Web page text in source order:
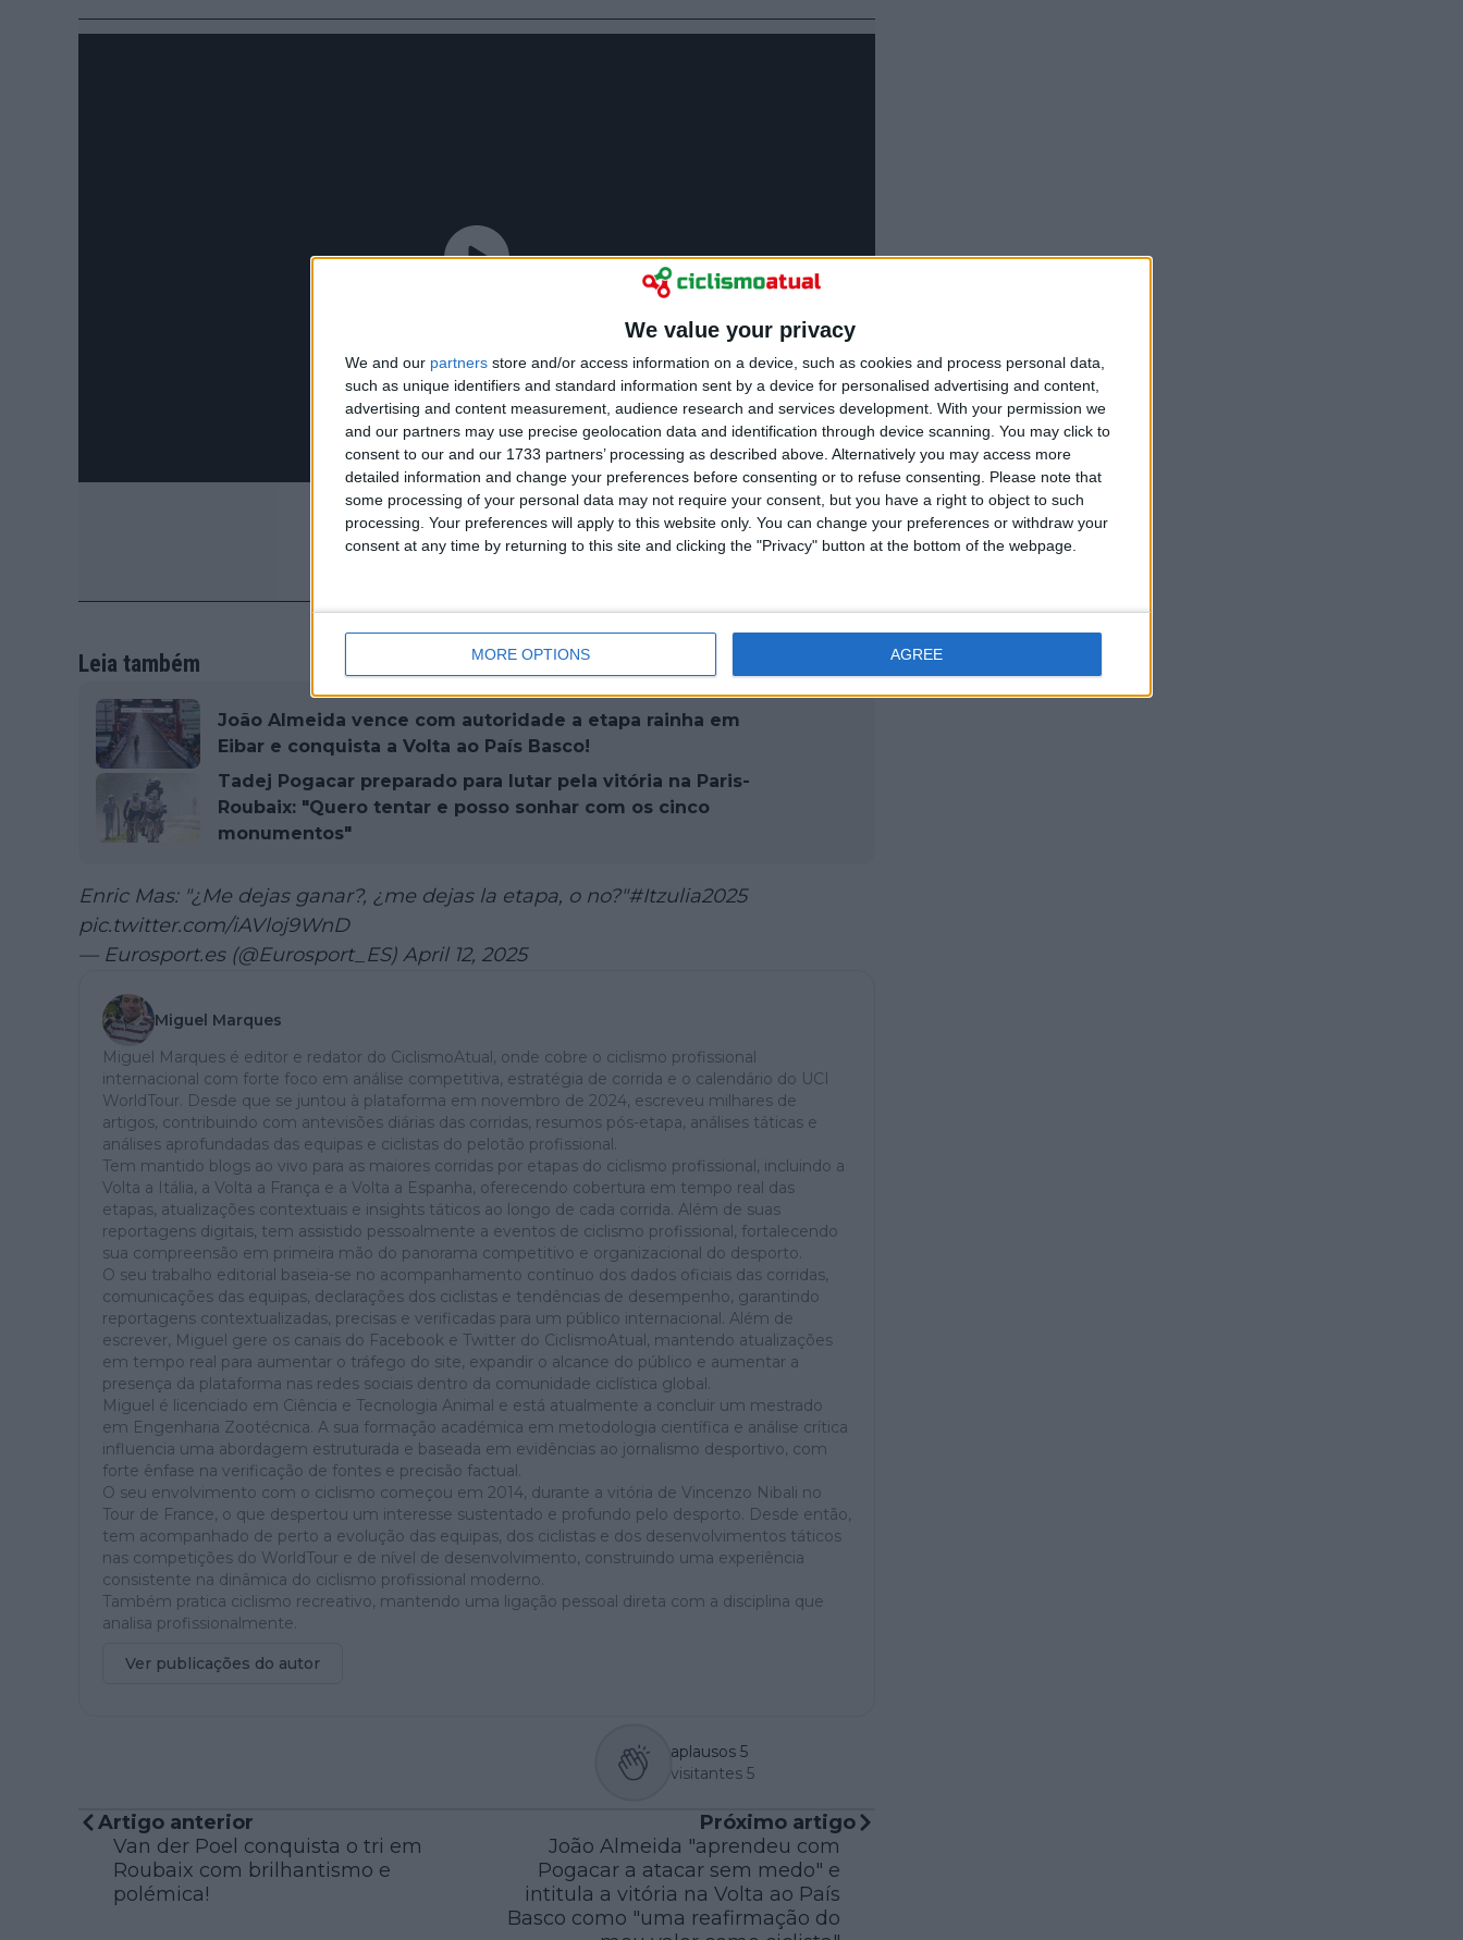
We value your privacy
We and our partners store and/or access information on a device, such as cookies and process personal data,
such as unique identifiers and standard information sent by a device for personalised advertising and content,
advertising and content measurement, audience research and services development. With your permission we
and our partners may use precise geolocation data and identification through device scanning. You may click to
consent to our and our 1733 partners’ processing as described above. Alternatively you may access more
detailed information and change your preferences before consenting or to refuse consenting.
Please note that
some processing of your personal data may not require your consent, but you have a right to object to such
processing. Your preferences will apply to this website only. You can change your preferences or withdraw your
consent at any time by returning to this site and clicking the "Privacy" button at the bottom of the webpage.
MORE OPTIONS AGREE
Leia também
João Almeida vence com autoridade a etapa rainha em
Eibar e conquista a Volta ao País Basco!
Tadej Pogacar preparado para lutar pela vitória na Paris-
Roubaix: "Quero tentar e posso sonhar com os cinco
monumentos"
Enric Mas: "¿Me dejas ganar?, ¿me dejas la etapa, o no?"#Itzulia2025
pic.twitter.com/iAVloj9WnD
— Eurosport.es (@Eurosport_ES) April 12, 2025
Miguel Marques
Miguel Marques é editor e redator do CiclismoAtual, onde cobre o ciclismo profissional
internacional com forte foco em análise competitiva, estratégia de corrida e o calendário do UCI
WorldTour. Desde que se juntou à plataforma em novembro de 2024, escreveu milhares de
artigos, contribuindo com antevisões diárias das corridas, resumos pós-etapa, análises táticas e
análises aprofundadas das equipas e ciclistas do pelotão profissional.
Tem mantido blogs ao vivo para as maiores corridas por etapas do ciclismo profissional, incluindo a
Volta a Itália, a Volta a França e a Volta a Espanha, oferecendo cobertura em tempo real das
etapas, atualizações contextuais e insights táticos ao longo de cada corrida. Além de suas
reportagens digitais, tem assistido pessoalmente a eventos de ciclismo profissional, fortalecendo
sua compreensão em primeira mão do panorama competitivo e organizacional do desporto.
O seu trabalho editorial baseia-se no acompanhamento contínuo dos dados oficiais das corridas,
comunicações das equipas, declarações dos ciclistas e tendências de desempenho, garantindo
reportagens contextualizadas, precisas e verificadas para um público internacional. Além de
escrever, Miguel gere os canais do Facebook e Twitter do CiclismoAtual, mantendo atualizações
em tempo real para aumentar o tráfego do site, expandir o alcance do público e aumentar a
presença da plataforma nas redes sociais dentro da comunidade ciclística global.
Miguel é licenciado em Ciência e Tecnologia Animal e está atualmente a concluir um mestrado
em Engenharia Zootécnica. A sua formação académica em metodologia científica e análise crítica
influencia uma abordagem estruturada e baseada em evidências ao jornalismo desportivo, com
forte ênfase na verificação de fontes e precisão factual.
O seu envolvimento com o ciclismo começou em 2014, durante a vitória de Vincenzo Nibali no
Tour de France, o que despertou um interesse sustentado e profundo pelo desporto. Desde então,
tem acompanhado de perto a evolução das equipas, dos ciclistas e dos desenvolvimentos táticos
nas competições do WorldTour e de nível de desenvolvimento, construindo uma experiência
consistente na dinâmica do ciclismo profissional moderno.
Também pratica ciclismo recreativo, mantendo uma ligação pessoal direta com a disciplina que
analisa profissionalmente.
Ver publicações do autor
aplausos 5
visitantes 5
Artigo anterior
Van der Poel conquista o tri em
Roubaix com brilhantismo e
polémica!
Próximo artigo
João Almeida "aprendeu com
Pogacar a atacar sem medo" e
intitula a vitória na Volta ao País
Basco como "uma reafirmação do